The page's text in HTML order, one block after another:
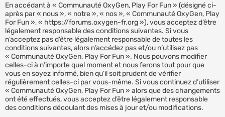
En accédant à « Communauté OxyGen, Play For Fun » (désigné ci-
après par « nous », « notre », « nos », « Communauté OxyGen, Play
For Fun », « https://forums.oxygen-fr.org »), vous acceptez d’être
légalement responsable des conditions suivantes. Si vous
n’acceptez pas d’être légalement responsable de toutes les
conditions suivantes, alors n’accédez pas et/ou n’utilisez pas
« Communauté OxyGen, Play For Fun ». Nous pouvons modifier
celles-ci à n’importe quel moment et nous ferons tout pour que
vous en soyez informé, bien qu’il soit prudent de vérifier
régulièrement celles-ci par vous-même. Si vous continuez d’utiliser
« Communauté OxyGen, Play For Fun » alors que des changements
ont été effectués, vous acceptez d’être légalement responsable
des conditions découlant des mises à jour et/ou modifications.